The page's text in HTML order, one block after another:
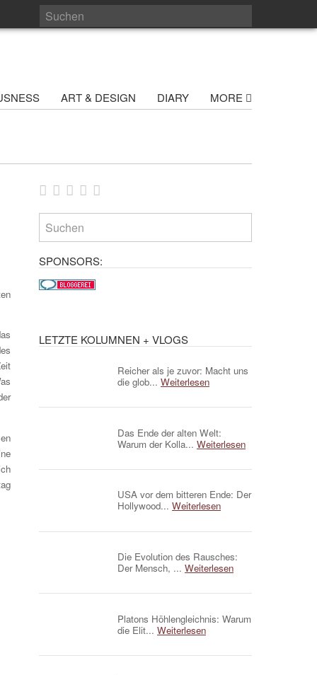
ART & DESIGN DIARY MORE
SPONSORS:
LETZTE KOLUMNEN + VLOGS
Reicher als je zuvor: Macht uns
die glob... Weiterlesen
Das Ende der alten Welt:
Warum der Kolla... Weiterlesen
USA vor dem bitteren Ende: Der
Hollywood... Weiterlesen
Die Evolution des Rausches:
Der Mensch, ... Weiterlesen
Platons Höhlengleichnis: Warum
die Elit... Weiterlesen